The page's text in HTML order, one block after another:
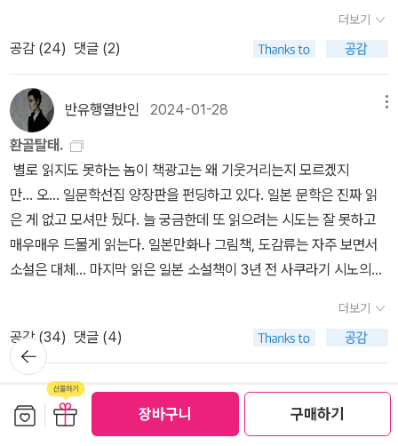
장바구니 구매하기
너를 죽여버리겠다˝는 공개 살해 협박을 가함.다. (제도적 퇴출: 다자
이 방지법) 다자이의 난동으로 인해 ‘한 번 후보에 오른 자는 재선정
불가‘ 규정이 신설되었으며, 이는 사실상 다자이를 겨냥한 영구 퇴출
조치임.5. 기행(奇行) 및 부적응적 행동 양식 상세가. (갈등 회피 및
무책임) 부부싸움 중 아내의 항변에 ˝나는 기분이 아주 좋다˝는 궤변
으로 응수하고 중화요릿집으로 도주하는 등 가장으로서의 책임감이
결여됨.나. (업무 신뢰도 상실) 비용 지불 대신 베개를 지참하는 기행
을 저지르고, 인세 가불을 위해 요양을 핑계로 300엔을 긴급 요구하
는 등 사회적 신뢰도가 바닥임.6. 종합 평가 및 ‘일(Work)‘의 가치 확
립 (제언)가. (다자이의 한계와 교훈) 탁월한 재능에도 불구하고 타인
의존적 경제관과 현실 도피적 태도가 자살이라는 비극적 결말을 초래
정신을 확립함.다. (광풍제월의 실천) 배우자의 ˝70세 현역˝ 특명을
받들어, 나태함을 경계하고 비 갠 뒤의 맑은 하늘(광풍제월)과 같이
결백하고 치열하게 노동에 매진할 것을 천명함.
히 마주칠 때마다 한두 권씩 골라 잡다 보니 얼떨결에 짝을 맞추게 되
었을 뿐이다. 맨 먼저 산 것은 아쿠다가와 단편집 같고, 맨 나중에 산
인지 하드커버이다. 그런데 애초에 전12권 하드커버가 나왔다가 소프
트커버로 갈아입은 건지, 아니면 1차분 몇 권만 하드커버였다가 2차
분부터는 스포트커버로 갈아입은 건지는 알 수 없다.이왕 다시 내려
면 전12권을 고스란히 내야 하지 않을까 싶은데, 세트에서 빠진 여섯
권은 각자 다른 출판사에서 재간행된 모양이니, 원래의 모습은 아래
에 나귀님이 올린 사진처럼 구판을 통해서나 짐작할 수 있을 법하다.
사카구치 안고의 책도 있기는 한데, 오래 전에 빼서 딴데 꽂아 놓다 보
니 사진에는 담기지 않았다. 굳이 꺼내서 다시 올려놓을 수도 있기는
7년에 이미 나온 거던데 왜 지금 갑자기 박스세트인가 궁금하기도 하
다).
더보기
공감 (24) 댓글 (2)
반유행열반인 2024-01-28
환골탈태.
별로 읽지도 못하는 놈이 책광고는 왜 기웃거리는지 모르겠지
만… 오… 일문학선집 양장판을 펀딩하고 있다. 일본 문학은 진짜 읽
은 게 없고 모셔만 뒀다. 늘 궁금한데 또 읽으려는 시도는 잘 못하고
매우매우 드물게 읽는다. 일본만화나 그림책, 도감류는 자주 보면서
소설은 대체… 마지막 읽은 일본 소설책이 3년 전 사쿠라기 시노의
이’에서 헛간을 태우다만 하나 본 기억은 있네… 범인은 하루키다!!!!
일본소설의 진입장벽!!!!! 않이 근데 찾아보니 이미 파는 중인 선집 시
리즈랑 표지도 번역가도 같은데 왜 두 배나 비싸요?… 하고 보니까 무
선 제본이던 걸 양장본으로 다시 출간한 것이었다. 집에 벌써 네 권 있
는게 겹쳐서(구매 기억이 없는데 구매기록을 보니 하여간에 샀다고
더보기
공감 (34) 댓글 (4)
이 책의 독자 북펀드에 참여해주신 분들
뒤로가
기